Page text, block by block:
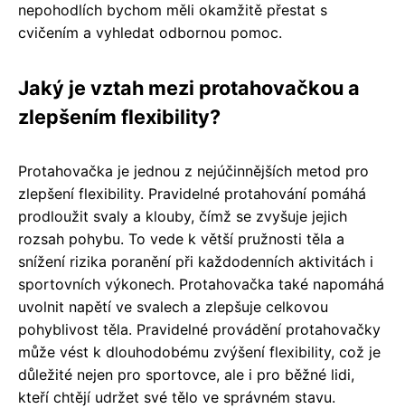
nepohodlích bychom měli okamžitě přestat s
cvičením a vyhledat odbornou pomoc.
Jaký je vztah mezi protahovačkou a
zlepšením flexibility?
Protahovačka je jednou z nejúčinnějších metod pro
zlepšení flexibility. Pravidelné protahování pomáhá
prodloužit svaly a klouby, čímž se zvyšuje jejich
rozsah pohybu. To vede k větší pružnosti těla a
snížení rizika poranění při každodenních aktivitách i
sportovních výkonech. Protahovačka také napomáhá
uvolnit napětí ve svalech a zlepšuje celkovou
pohyblivost těla. Pravidelné provádění protahovačky
může vést k dlouhodobému zvýšení flexibility, což je
důležité nejen pro sportovce, ale i pro běžné lidi,
kteří chtějí udržet své tělo ve správném stavu.